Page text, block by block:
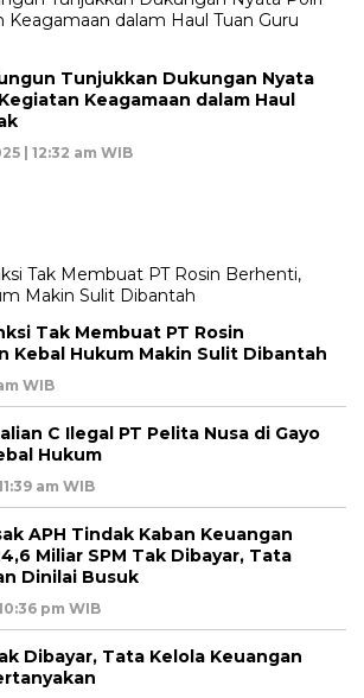
Tunjukkan Dukungan Nyata
Keagamaan dalam Haul
| 12:32 am WIB
Tak Membuat PT Rosin
Kebal Hukum Makin Sulit Dibantah
WIB
C Ilegal PT Pelita Nusa di Gayo
Hukum
am WIB
APH Tindak Kaban Keuangan
Miliar SPM Tak Dibayar, Tata
Dinilai Busuk
pm WIB
Dibayar, Tata Kelola Keuangan